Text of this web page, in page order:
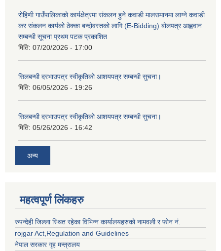
रोहिणी गाउँपालिकाको कार्यक्षेत्रमा संकलन हुने कवाडी मालसमानमा लाग्ने कवाडी
कर संकलन कार्यको ठेक्का बन्दोवस्तको लागि (E-Bidding) बोलपत्र आह्ववान
सम्बन्धी सूचना प्रथम पटक प्रकाशित
मिति: 07/20/2026 - 17:00
सिलबन्धी दरभाउपत्र स्वीकृतिको आशयपत्र सम्बन्धी सुचना।
मिति: 06/05/2026 - 19:26
सिलबन्धी दरभाउपत्र स्वीकृतिको आशयपत्र सम्बन्धी सुचना।
मिति: 05/26/2026 - 16:42
अन्य
महत्वपूर्ण लिंकहरु
रुपन्देही जिल्ला स्थित रहेका विभिन्न कार्यालयहरुको नामवली र फाेन न‌ं.
rojgar Act,Regulation and Guidelines
नेपाल सरकार गृह मन्त्रालय